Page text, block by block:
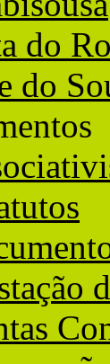
do
do